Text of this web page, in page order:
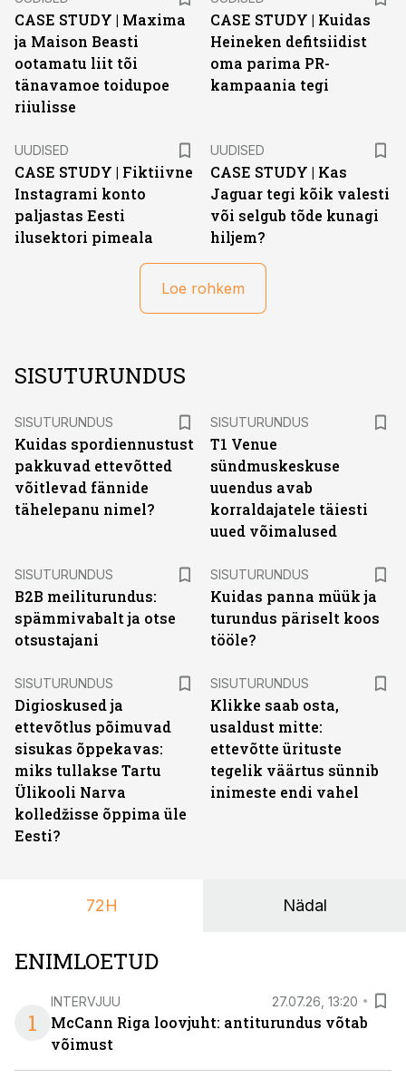
CASE STUDY | Maxima
ja Maison Beasti
ootamatu liit tõi
tänavamoe toidupoe
riiulisse
CASE STUDY | Kuidas
Heineken defitsiidist
oma parima PR-
kampaania tegi
UUDISED
CASE STUDY | Fiktiivne
Instagrami konto
paljastas Eesti
ilusektori pimeala
UUDISED
CASE STUDY | Kas
Jaguar tegi kõik valesti
või selgub tõde kunagi
hiljem?
Loe rohkem
SISUTURUNDUS
SISUTURUNDUS
Kuidas spordiennustust
pakkuvad ettevõtted
võitlevad fännide
tähelepanu nimel?
SISUTURUNDUS
T1 Venue
sündmuskeskuse
uuendus avab
korraldajatele täiesti
uued võimalused
SISUTURUNDUS
B2B meiliturundus:
spämmivabalt ja otse
otsustajani
SISUTURUNDUS
Kuidas panna müük ja
turundus päriselt koos
tööle?
SISUTURUNDUS
Digioskused ja
ettevõtlus põimuvad
sisukas õppekavas:
miks tullakse Tartu
Ülikooli Narva
kolledžisse õppima üle
Eesti?
SISUTURUNDUS
Klikke saab osta,
usaldust mitte:
ettevõtte ürituste
tegelik väärtus sünnib
inimeste endi vahel
72H Nädal
ENIMLOETUD
1
INTERVJUU 27.07.26, 13:20
McCann Riga loovjuht: antiturundus võtab
võimust